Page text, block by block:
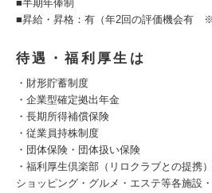
■半期年俸制
■昇給・昇格：有（年2回の評価機会有
待遇・福利厚生は
・財形貯蓄制度
・企業型確定拠出年金
・長期所得補償保険
・従業員持株制度
・団体保険・団体扱い保険
・福利厚生倶楽部（リロクラブとの提携
ショッピング・グルメ・エステ等各施設